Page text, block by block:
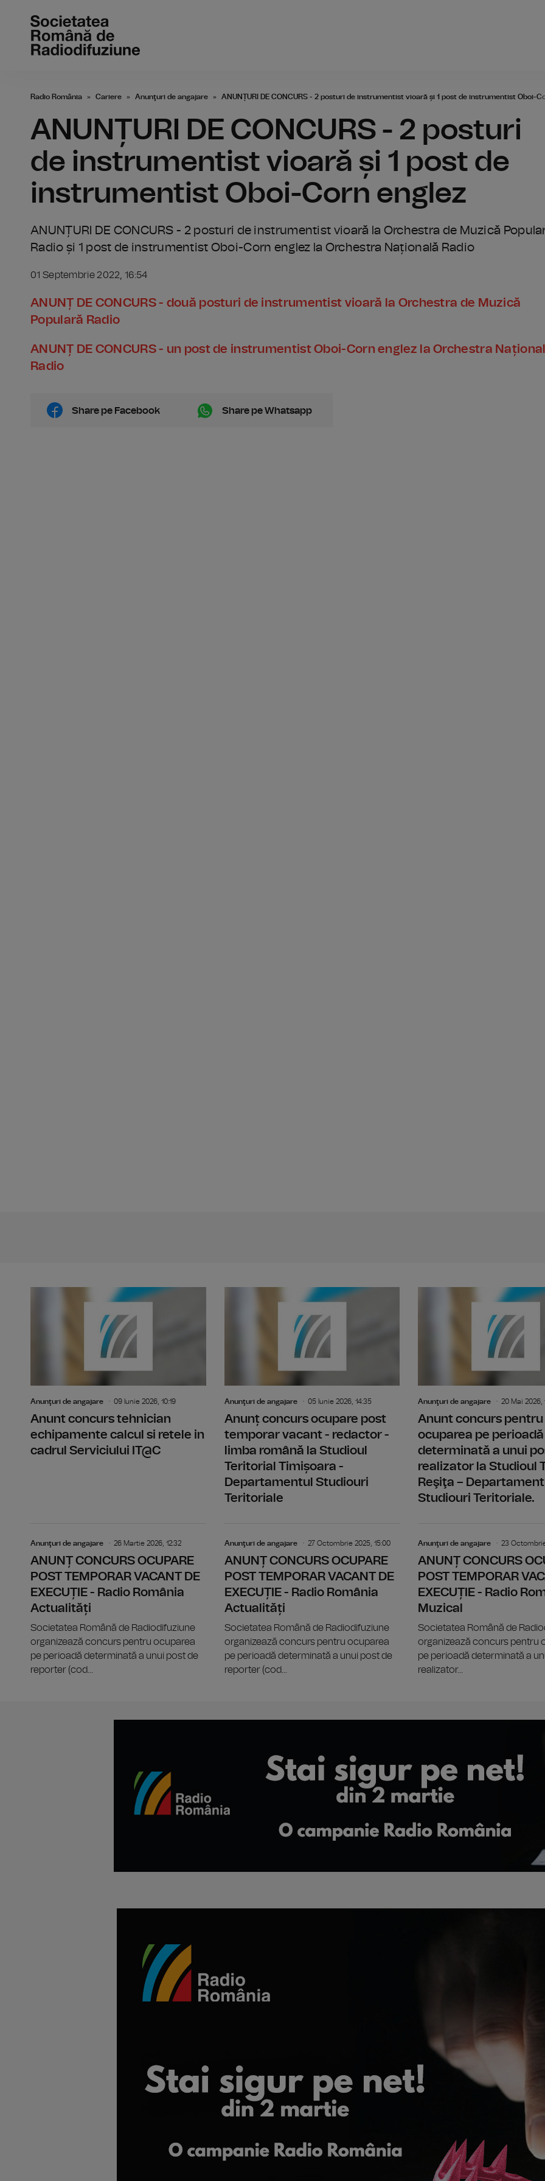
Radio România Cariere Anunţuri de angajare ANUNȚURI DE CONCURS - 2 posturi de instrumentist vioară și 1 post de instrumentist Oboi-
ANUNȚURI DE CONCURS - 2 posturi
de instrumentist vioară și 1 post de
instrumentist Oboi-Corn englez
ANUNȚURI DE CONCURS - 2 posturi de instrumentist vioară la Orchestra de Muzică
Radio și 1 post de instrumentist Oboi-Corn englez la Orchestra Națională Radio
01 Septembrie 2022, 16:54
ANUNȚ DE CONCURS - două posturi de instrumentist vioară la Orchestra de Muzică
Populară Radio
ANUNȚ DE CONCURS - un post de instrumentist Oboi-Corn englez la Orchestra
Radio
Share pe Facebook Share pe Whatsapp
Anunţuri de angajare 09 Iunie 2026, 10:19
Anunt concurs tehnician
echipamente calcul si retele in
cadrul Serviciului IT@C
Anunt concurs tehnician
Anunţuri de angajare 05 Iunie 2026, 14:35
Anunț concurs ocupare post
temporar vacant - redactor -
limba română la Studioul
Teritorial Timișoara -
Departamentul Studiouri
Teritoriale
Anunţuri de angajare 20 Mai 2026,
Anunt concurs pentru
ocuparea pe perioadă
determinată a unui
realizator la Studioul
Reşiţa –
Studiouri Teritoriale.
Anunţuri de angajare 26 Martie 2026, 12:32
ANUNȚ CONCURS OCUPARE
POST TEMPORAR VACANT DE
EXECUȚIE - Radio România
Actualități
Societatea Română de Radiodifuziune
organizează concurs pentru ocuparea
pe perioadă determinată a unui post de
reporter (cod...
Anunţuri de angajare 27 Octombrie 2025, 15:00
ANUNȚ CONCURS OCUPARE
POST TEMPORAR VACANT DE
EXECUȚIE - Radio România
Actualități
Societatea Română de Radiodifuziune
organizează concurs pentru ocuparea
pe perioadă determinată a unui post de
reporter (cod...
Anunţuri de angajare 23
ANUNȚ CONCURS
POST TEMPORAR
EXECUȚIE - Radio
Muzical
Societatea Română de
organizează concurs pentru
pe perioadă determinată a
realizator...